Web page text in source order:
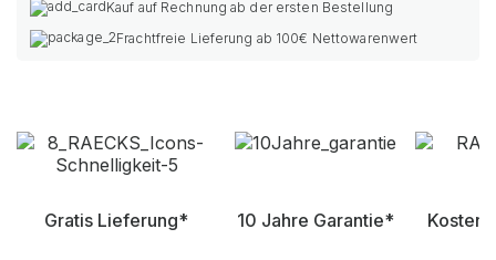
Kauf auf Rechnung ab der ersten Bestellung
Frachtfreie Lieferung ab 100€ Nettowarenwert
Gratis Lieferung* 10 Jahre Garantie*